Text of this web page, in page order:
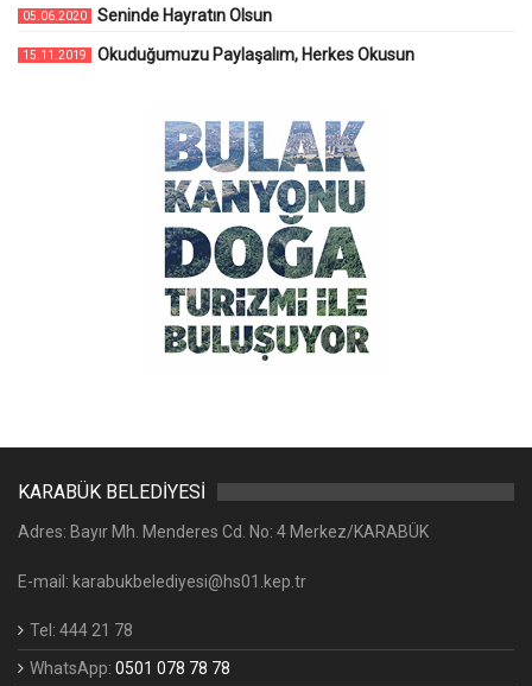
05.06.2020 Seninde Hayratın Olsun
15.11.2019 Okuduğumuzu Paylaşalım, Herkes Okusun
KARABÜK BELEDİYESİ
Adres: Bayır Mh. Menderes Cd. No: 4 Merkez/KARABÜK
E-mail: karabukbelediyesi@hs01.kep.tr
Tel: 444 21 78
WhatsApp: 0501 078 78 78